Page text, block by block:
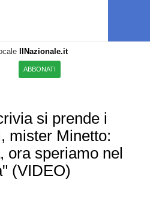
IlNazionale.it
ABBONATI
si prende i
mister Minetto:
ora speriamo nel
(VIDEO)